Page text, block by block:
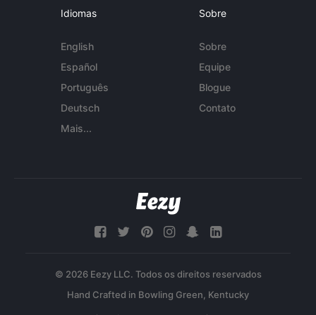
Idiomas
English
Español
Português
Deutsch
Mais...
Sobre
Sobre
Equipe
Blogue
Contato
© 2026 Eezy LLC. Todos os direitos reservados